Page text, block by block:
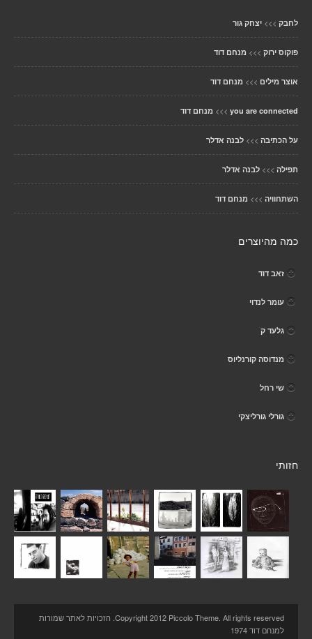
לחבק >>> יצחק גור
פוקוס ירוק >>> מנחם דוד
אוצר מילים >>> מנחם דוד
you are connected
>>> מנחם דוד
על הכתיבה >>> לבנה אדלר
תפילה >>> לבנה אדלר
השתחוויה >>> מנחם דוד
כמה מהיוצרים
זאב דוד
עומר לנדוי
גלעד ק
מנדוסה קורנליוס
שי רחל
גורלי גורליצקי
חזותי
Copyright 2012 Piccolo Theme. All rights reserved. הזכויות לאתר שמורות
למנחם דוד 1974